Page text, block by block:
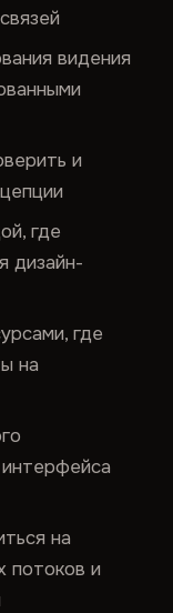
видения
и
где
дизайн-
где
на
на
потоков и